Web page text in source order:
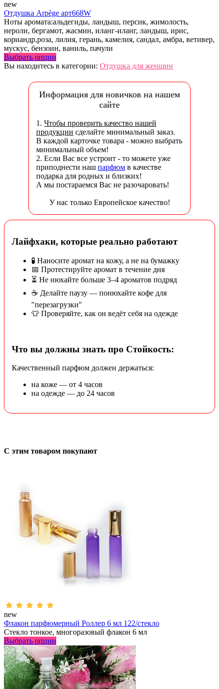
new
Отдушка Arpège арт668W
Ноты аромата:альдегиды, ландыш, персик, жимолость,
нероли, бергамот, жасмин, иланг-иланг, ландыш, ирис,
кориандр,роза, лилия, герань, камелия, сандал, амбра, ветивер,
мускус, бензоин, ваниль, пачули
Выбрать опции
Вы находитесь в категории: Отдушка для женщин
Информация для новичков на нашем
сайте
1. Чтобы проверить качество нашей
продукции сделайте минимальный заказ.
В каждой карточке товара - можно выбрать
минимальный объем!
2. Если Вас все устроит - то можете уже
приподнести наш парфюм в качестве
подарка для родных и близких!
А мы постараемся Вас не разочаровать!
У нас только Европейское качество!
Лайфхаки, которые реально работают
🧪 Наносите аромат на кожу, а не на бумажку
📅 Протестируйте аромат в течение дня
⏳ Не нюхайте больше 3–4 ароматов подряд
☕ Делайте паузу — понюхайте кофе для
"перезагрузки"
👕 Проверяйте, как он ведёт себя на одежде
Что вы должны знать про Стойкость:
Качественный парфюм должен держаться:
на коже — от 4 часов
на одежде — до 24 часов
С этим товаром покупают
new
Флакон парфюмерный Роллер 6 мл 122/стекло
Стекло тонкое, многоразовый флакон 6 мл
Выбрать опции